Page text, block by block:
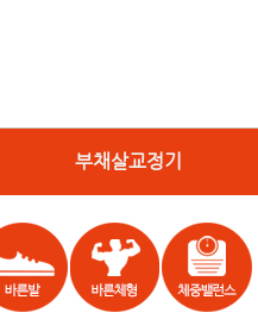
부채살교정기